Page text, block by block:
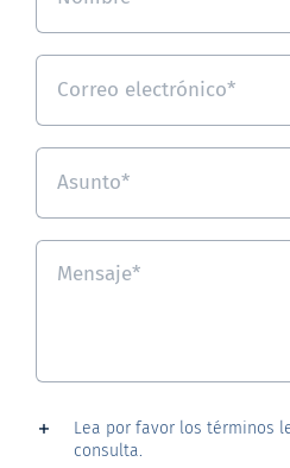
Lea por favor los términos
consulta.